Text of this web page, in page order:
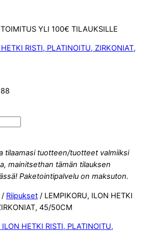
YLI 100€ TILAUKSILLE
tilaamasi tuotteen/tuotteet valmiiksi
mainitsethan tämän tilauksen
Paketointipalvelu on maksuton.
/ Riipukset / LEMPIKORU, ILON HETKI
45/50CM